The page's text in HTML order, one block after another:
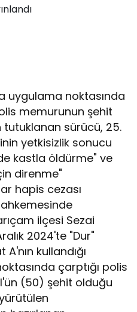
uygulama noktasında
memurunun şehit
tutuklanan sürücü, 25.
yetkisizlik sonucu
kastla öldürme" ve
direnme"
hapis cezası
ilçesi Sezai
2024'te "Dur"
kullandığı
çarptığı polis
(50) şehit olduğu